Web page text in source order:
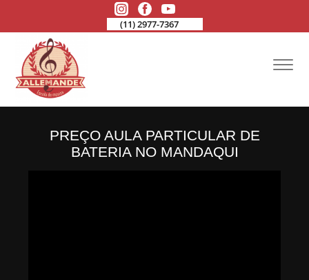
(11) 2977-7367
PREÇO AULA PARTICULAR DE
BATERIA NO MANDAQUI